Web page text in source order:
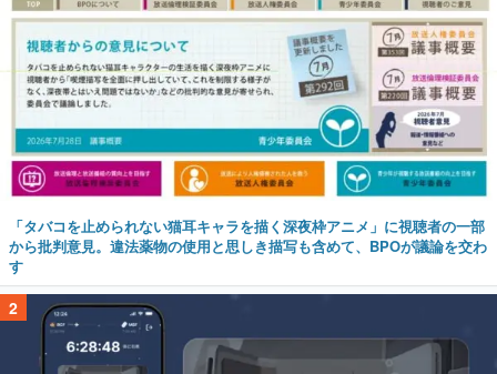
「タバコを止められない猫耳キャラを描く深夜枠アニメ」に視聴者の一部
から批判意見。違法薬物の使用と思しき描写も含めて、BPOが議論を交わ
す
2